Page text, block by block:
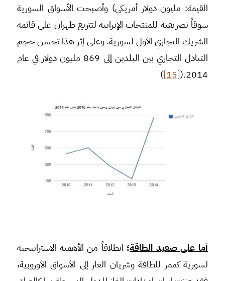
القيمة: مليون دولار أمريكي) وأصبحت الأسواق السورية
سوقاً تصريفية للمنتجات الإيرانية لتتربع طهران على قائمة
الشريك التجاري الأول لسورية. وعلى إثر هذا تحسن حجم
التبادل التجاري بين البلدين إلى 869 مليون دولار في عام
2014.(
[15]
)
أما على صعيد الطاقة؛ انطلاقاً من الأهمية الاستراتيجية
لسورية كممر للطاقة وشريان الغاز إلى الأسواق الأوروبية،